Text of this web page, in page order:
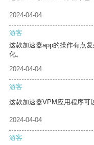
2024-04-04
游客
这款加速器app的操作有点
化。
2024-04-04
游客
这款加速器VPM应用程序可
2024-04-04
游客